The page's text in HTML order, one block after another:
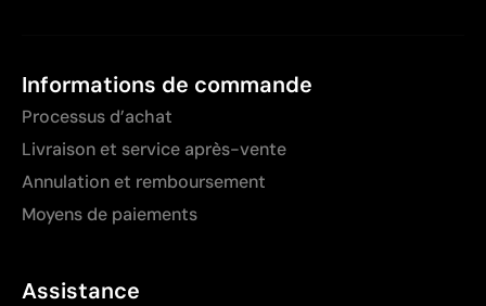
Informations de commande
Processus d’achat
Livraison et service après-vente
Annulation et remboursement
Moyens de paiements
Assistance